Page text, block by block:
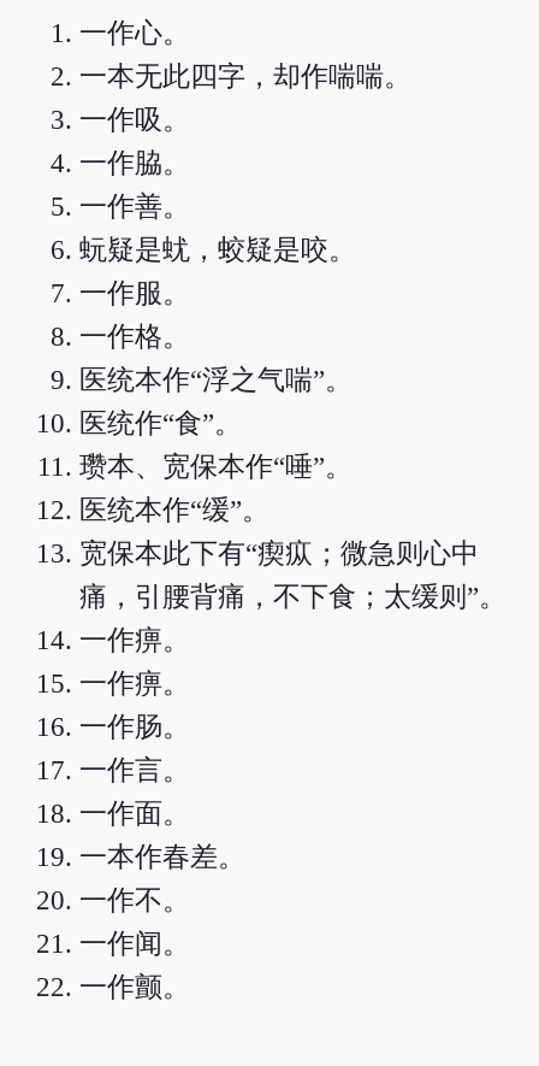
一作心。
一本无此四字，却作喘喘。
一作吸。
一作脇。
一作善。
蚖疑是蚘，蛟疑是咬。
一作服。
一作格。
医统本作“浮之气喘”。
医统作“食”。
瓒本、宽保本作“唾”。
医统本作“缓”。
宽保本此下有“瘈疭；微急则心中
痛，引腰背痛，不下食；太缓则”。
一作痹。
一作痹。
一作肠。
一作言。
一作面。
一本作春差。
一作不。
一作闻。
一作颤。